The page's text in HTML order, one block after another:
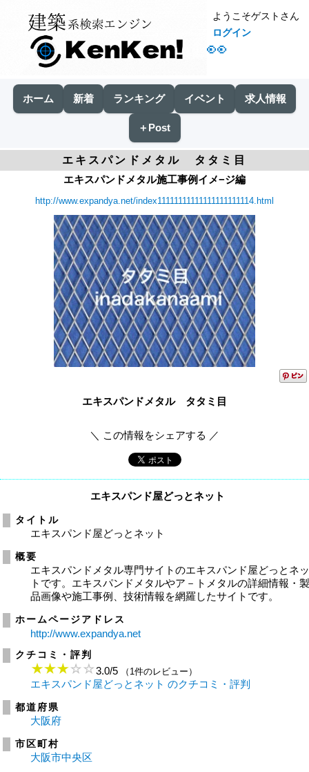
👀
ようこそゲストさん
ログイン
ホーム 新着 ランキング イベント 求人情報
＋Post
エキスパンドメタル タタミ目
エキスパンドメタル施工事例イメ−ジ編
http://www.expandya.net/index11111111111111111111114.html
エキスパンドメタル タタミ目
＼ この情報をシェアする ／
エキスパンド屋どっとネット
タイトル
エキスパンド屋どっとネット
概要
エキスパンドメタル専門サイトのエキスパンド屋どっとネ
トです。エキスパンドメタルやア－トメタルの詳細情報・
品画像や施工事例、技術情報を網羅したサイトです。
ホームページアドレス
http://www.expandya.net
クチコミ・評判
3.0/5 （1件のレビュー）
エキスパンド屋どっとネット のクチコミ・評判
都道府県
大阪府
市区町村
大阪市中央区